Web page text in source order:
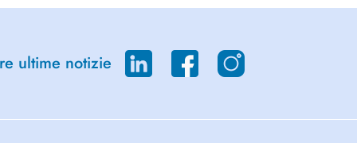
ultime notizie